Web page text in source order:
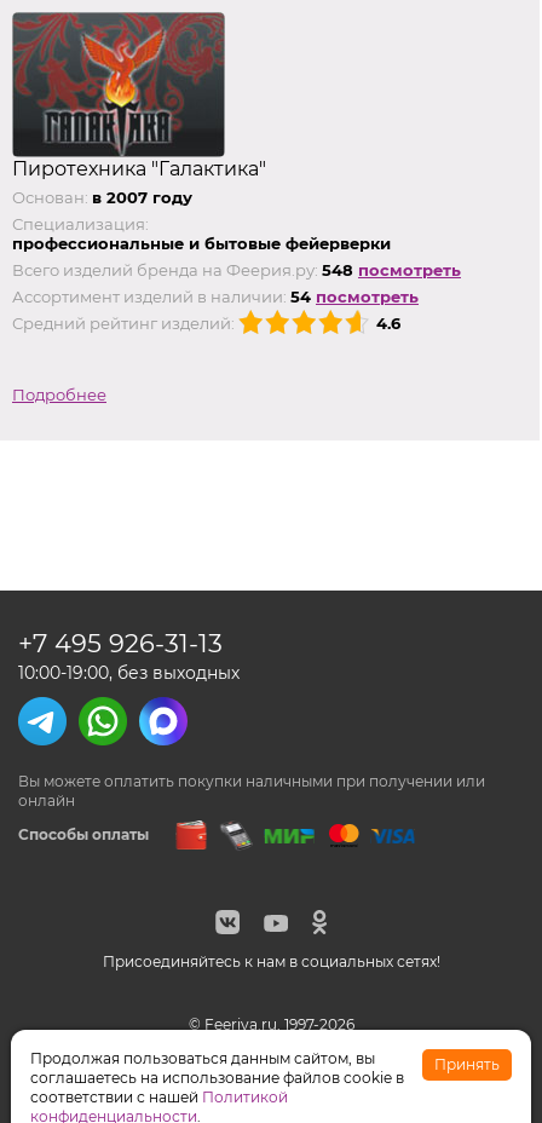
Пиротехника "Галактика"
Основан: в 2007 году
Специализация:
профессиональные и бытовые фейерверки
Всего изделий бренда на Феерия.ру: 548 посмотреть
Ассортимент изделий в наличии: 54 посмотреть
Средний рейтинг изделий:
4.6
Подробнее
Присоединяйтесь к нам в социальных сетях!
© Feeriya.ru, 1997-2026
Способы оплаты
Вы можете оплатить покупки наличными при получении или
онлайн
+7 495 926-31-13
10:00-19:00, без выходных
WhatsApp принадлежат компании Meta, признанной
экстремистской организацией на территории РФ
Продолжая пользоваться данным сайтом, вы
соглашаетесь на использование файлов cookie в
соответствии с нашей Политикой
конфиденциальности.
Принять